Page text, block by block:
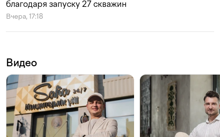
благодаря запуску 27 скважин
Вчера, 17:18
Видео